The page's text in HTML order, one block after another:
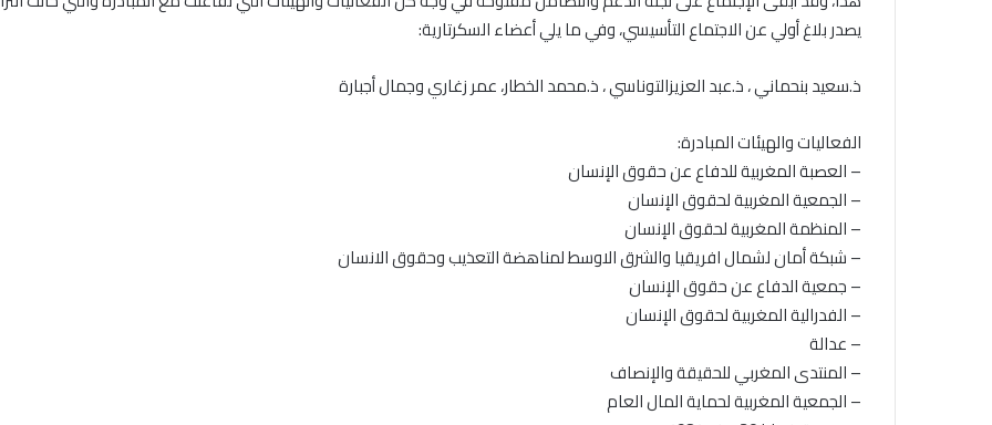
يصدر بلاغ أولي عن الاجتماع التأسيسي، وفي ما يلي أعضاء السكرتارية:
ذ.سعيد بنحماني ، ذ.عبد العزيزالتوناسي ، ذ.محمد الخطار، عمر زغاري وجمال أجبارة
الفعاليات والهيئات المبادرة:
– العصبة المغربية للدفاع عن حقوق الإنسان
– الجمعية المغربية لحقوق الإنسان
– المنظمة المغربية لحقوق الإنسان
– شبكة أمان لشمال افريقيا والشرق الاوسط لمناهضة التعذيب وحقوق الانسان
– جمعية الدفاع عن حقوق الإنسان
– الفدرالية المغربية لحقوق الإنسان
– عدالة
– المنتدى المغربي للحقيقة والإنصاف
– الجمعية المغربية لحماية المال العام